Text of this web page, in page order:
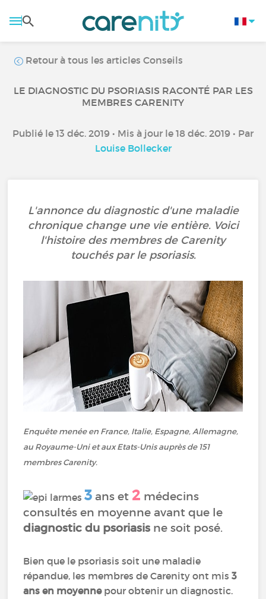
Retour à tous les articles Conseils
LE DIAGNOSTIC DU PSORIASIS RACONTÉ PAR LES
MEMBRES CARENITY
Publié le 13 déc. 2019 • Mis à jour le 18 déc. 2019 • Par
Louise Bollecker
L'annonce du diagnostic d'une maladie
chronique change une vie entière. Voici
l'histoire des membres de Carenity
touchés par le psoriasis.
Enquête menée en France, Italie, Espagne, Allemagne,
au Royaume-Uni et aux Etats-Unis auprès de 151
membres Carenity.
3 ans et 2 médecins
consultés en moyenne avant que le
diagnostic du psoriasis ne soit posé.
Bien que le psoriasis soit une maladie
répandue, les membres de Carenity ont mis3
ans en moyennepour obtenir un diagnostic.